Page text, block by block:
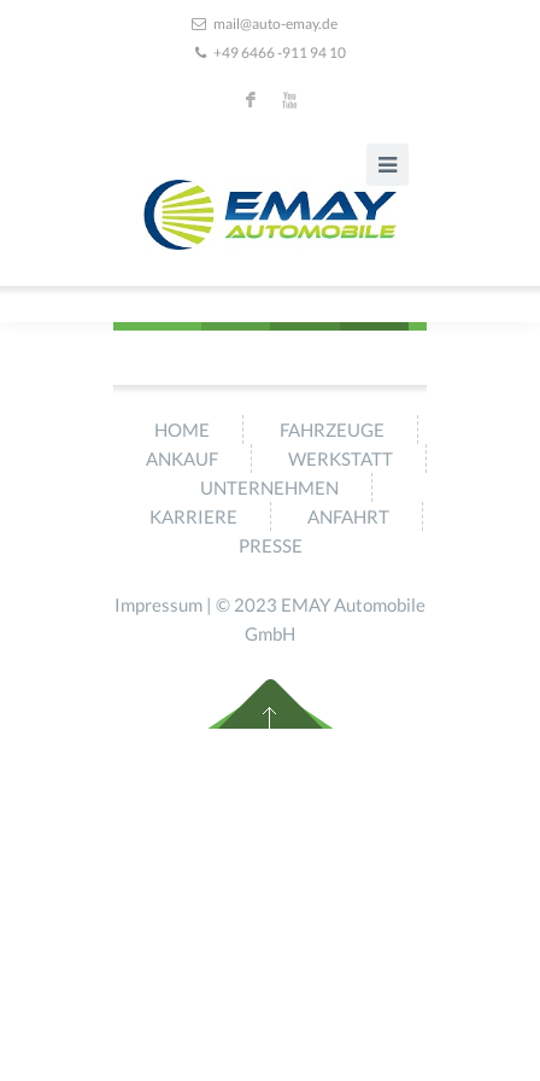
mail@auto-emay.de
+49 6466 -911 94 10
F X
HOME
FAHRZEUGE
ANKAUF
WERKSTATT
UNTERNEHMEN
KARRIERE
ANFAHRT
PRESSE
Impressum | © 2023 EMAY Automobile
GmbH